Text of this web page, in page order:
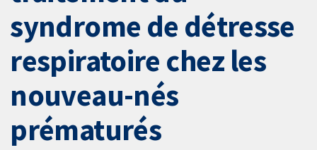
syndrome de détresse
respiratoire chez les
nouveau-nés
prématurés